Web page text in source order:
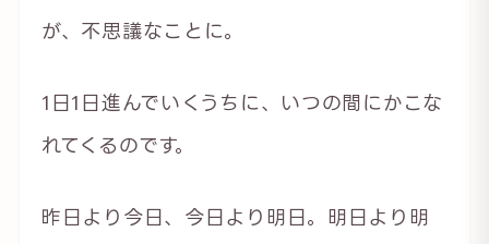
が、不思議なことに。
1日1日進んでいくうちに、いつの間にかこな
れてくるのです。
昨日より今日、今日より明日。明日より明